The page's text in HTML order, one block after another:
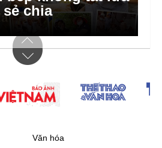
số ở thôn bản
Văn hóa